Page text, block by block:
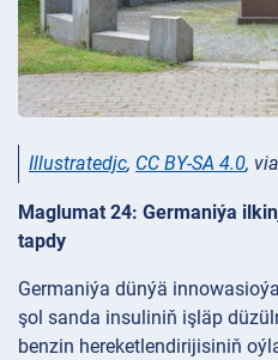
Illustratedjc, CC BY-SA 4.0,
Maglumat 24: Germaniýa
tapdy
Germaniýa dünýä
şol sanda insuliniň işläp
benzin hereketlendirijisiniň